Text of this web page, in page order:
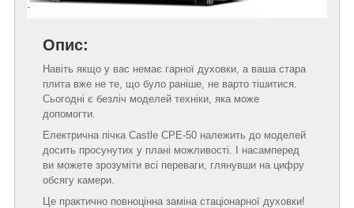
Опис:
Навіть якщо у вас немає гарної духовки, а ваша стара
плита вже не те, що було раніше, не варто тішитися.
Сьогодні є безліч моделей техніки, яка може
допомогти.
Електрична пічка Castle CPE-50 належить до моделей
досить просунутих у плані можливості. І насамперед
ви можете зрозуміти всі переваги, глянувши на цифру
обсягу камери.
Це практично повноцінна заміна стаціонарної духовки!